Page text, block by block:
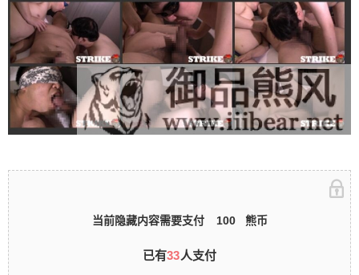
当前隐藏内容需要支付 100 熊币
已有33人支付
立刻注册 0 收藏
扫描二维码继续阅读